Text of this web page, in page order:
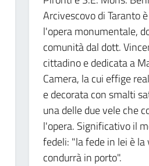
Arcivescovo di Taranto
l'opera monumentale,
comunità dal dott.
cittadino e dedicata a
Camera, la cui effige
e decorata con smalti
una delle due vele che
l'opera. Significativo il
fedeli: "la fede in lei è la
condurrà in porto".